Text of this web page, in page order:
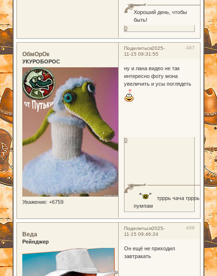
Хороший день, чтобы
быть!
0
Поделиться 487
2025-
11-15 09:31:55
ОбмОрОк
УКУРОБОРОС
Уважение: +6759
ну и лана видео не так
интересно фоту мона
увеличить и усы поглядеть
трррь чача трррь
пумпам
0
Поделиться 488
2025-
11-15 09:46:24
Веда
Рейнджер
Он ещё не приходил
завтракать